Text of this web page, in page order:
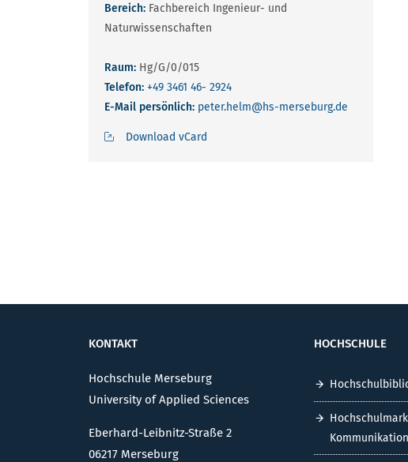
Bereich: Fachbereich Ingenieur- und
Naturwissenschaften
Raum: Hg/G/0/015
Telefon: +49 3461 46- 2924
E-Mail persönlich: peter.helm@hs-merseburg.de
Download vCard
KONTAKT
Hochschule Merseburg
University of Applied Sciences
Eberhard-Leibnitz-Straße 2
06217 Merseburg
HOCHSCHULE
Kommunikation